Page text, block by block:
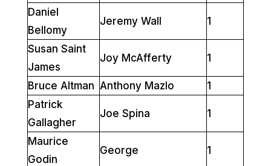
Daniel
Bellomy
Jeremy Wall 1
Susan Saint
James
Joy McAfferty 1
Bruce Altman Anthony Mazlo
1
Patrick
Gallagher
Joe Spina 1
Maurice
Godin
George 1